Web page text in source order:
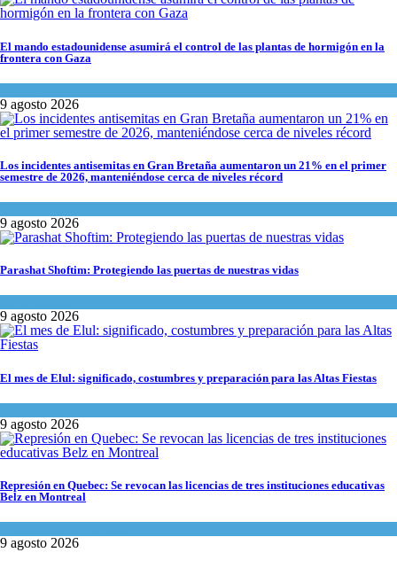
El mando estadounidense asumirá el control de las plantas de hormigón en la
frontera con Gaza
9 agosto 2026
Los incidentes antisemitas en Gran Bretaña aumentaron un 21% en el primer
semestre de 2026, manteniéndose cerca de niveles récord
9 agosto 2026
Parashat Shoftim: Protegiendo las puertas de nuestras vidas
9 agosto 2026
El mes de Elul: significado, costumbres y preparación para las Altas Fiestas
9 agosto 2026
Represión en Quebec: Se revocan las licencias de tres instituciones educativas
Belz en Montreal
9 agosto 2026